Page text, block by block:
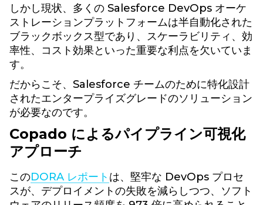
しかし現状、多くの Salesforce DevOps オーケ
ストレーションプラットフォームは半自動化された
ブラックボックス型であり、スケーラビリティ、効
率性、コスト効果といった重要な利点を欠いていま
す。
だからこそ、Salesforce チームのために特化設計
されたエンタープライズグレードのソリューション
が必要なのです。
Copado によるパイプライン可視化
アプローチ
このDORA レポート は、堅牢な DevOps プロセ
スが、デプロイメントの失敗を減らしつつ、ソフト